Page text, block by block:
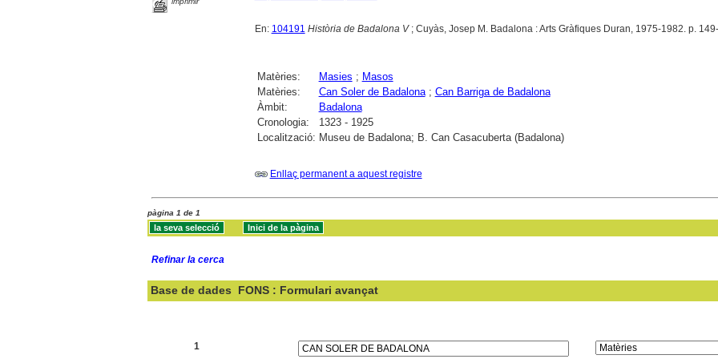
En: 104191 Història de Badalona V; Cuyàs, Josep M. Badalona : Arts Gràfiques Duran, 1975-1982. p.
Matèries: Masies ; Masos
Matèries:
Can Soler de Badalona; Can Barriga de Badalona
Àmbit:
Badalona
Cronologia:
1323 - 1925
Localització: Museu de Badalona; B. Can Casacuberta (Badalona)
Enllaç permanent a aquest registre
pàgina 1 de 1
Refinar la cerca
Base de dades FONS : Formulari avançat
1